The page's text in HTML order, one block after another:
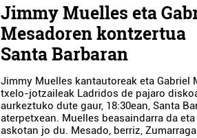
Jimmy Muelles eta
Mesadoren kontzertua
Santa Barbaran
Jimmy Muelles kantautoreak eta Gabriel
txelo-jotzaileak Ladridos de pajaro
aurkeztuko dute gaur, 18:30ean, Santa
aterpetxean. Muelles beasaindarra da
askotan jo du. Mesado, berriz,